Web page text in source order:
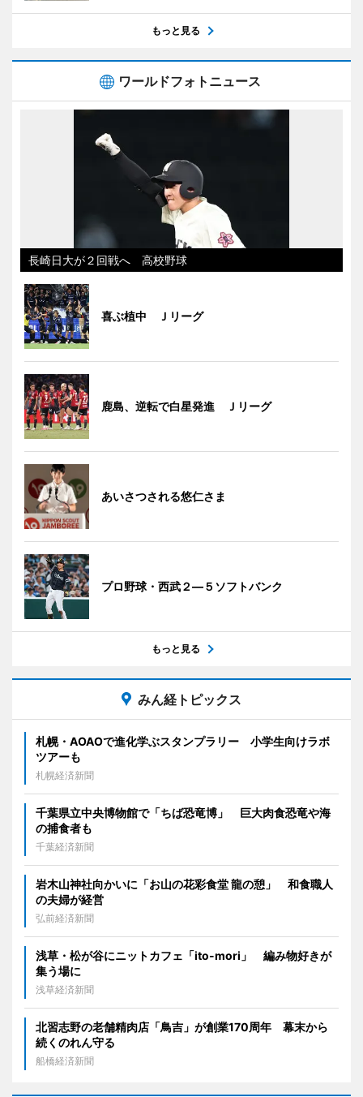
もっと見る
ワールドフォトニュース
長崎日大が２回戦へ 高校野球
喜ぶ植中 Ｊリーグ
鹿島、逆転で白星発進 Ｊリーグ
あいさつされる悠仁さま
プロ野球・西武２―５ソフトバンク
もっと見る
みん経トピックス
札幌・AOAOで進化学ぶスタンプラリー 小学生向けラボ
ツアーも
札幌経済新聞
千葉県立中央博物館で「ちば恐竜博」 巨大肉食恐竜や海
の捕食者も
千葉経済新聞
岩木山神社向かいに「お山の花彩食堂 龍の憩」 和食職人
の夫婦が経営
弘前経済新聞
浅草・松が谷にニットカフェ「ito-mori」 編み物好きが
集う場に
浅草経済新聞
北習志野の老舗精肉店「鳥吉」が創業170周年 幕末から
続くのれん守る
船橋経済新聞